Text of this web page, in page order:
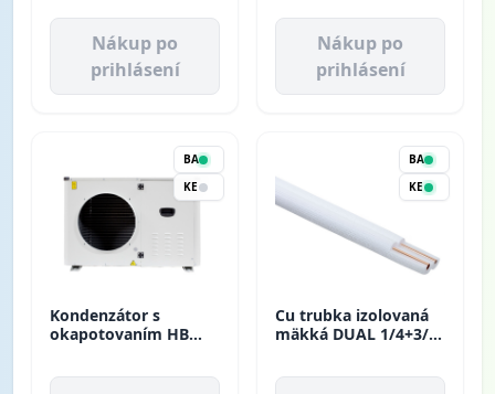
Nákup po
prihlásení
18RTA1
Nákup po
prihlásení
BA
KE
Kondenzátor s
okapotovaním HB
Technocoil
BA
KE
Cu trubka izolovaná
mäkká DUAL 1/4+3/8
(6mm hrúbka